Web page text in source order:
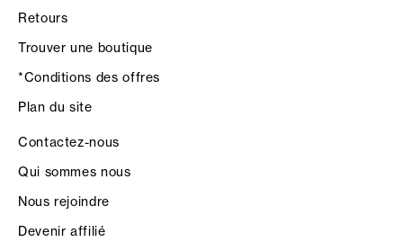
Retours
Trouver une boutique
*Conditions des offres
Plan du site
Contactez-nous
Qui sommes nous
Nous rejoindre
Devenir affilié